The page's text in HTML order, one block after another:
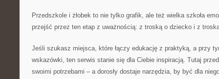
Przedszkole i żłobek to nie tylko grafik, ale też wielka szkoła
przejść przez ten etap z uważnością: z troską o dziecko i z
Jeśli szukasz miejsca, które łączy edukację z praktyką, a przy
wskazówki, ten serwis stanie się dla Ciebie inspiracją. Tutaj
swoimi potrzebami – a dorosły dostaje narzędzia, by być dla